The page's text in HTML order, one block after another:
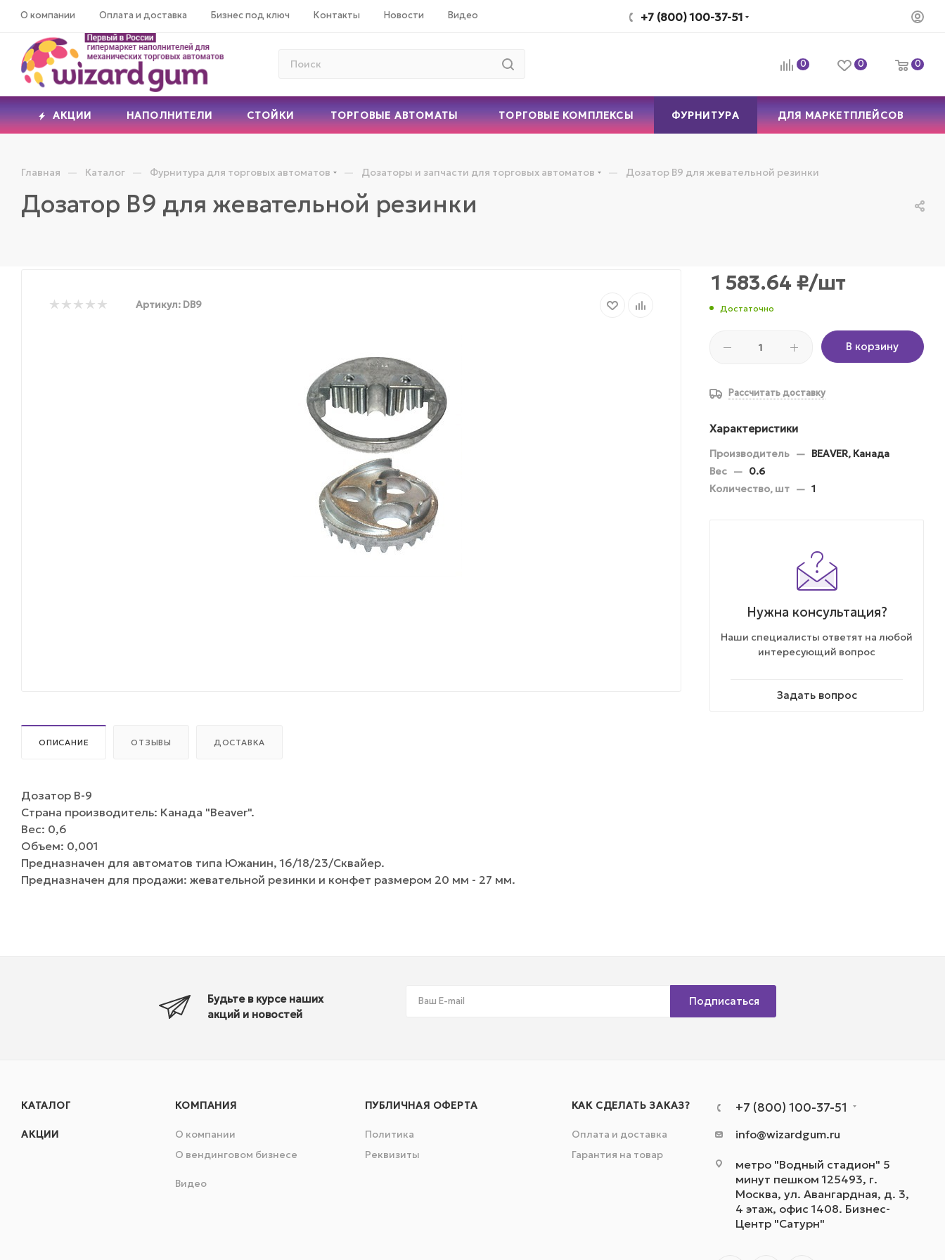
О компании Оплата и доставка Бизнес под ключ Контакты Новости Видео +7 (800) 100-37-51
0 0 0
АКЦИИ НАПОЛНИТЕЛИ СТОЙКИ ТОРГОВЫЕ АВТОМАТЫ ТОРГОВЫЕ КОМПЛЕКСЫ ФУРНИТУРА ДЛЯ МАРКЕТПЛЕЙСОВ
Главная — Каталог — Фурнитура для торговых автоматов — Дозаторы и запчасти для торговых автоматов — Дозатор B9 для жевательной резинки
Дозатор B9 для жевательной резинки
Артикул: DB9
ОПИСАНИЕ ОТЗЫВЫ ДОСТАВКА
Дозатор B-9
Страна производитель: Канада "Beaver".
Вес: 0,6
Объем: 0,001
Предназначен для автоматов типа Южанин, 16/18/23/Сквайер.
Предназначен для продажи: жевательной резинки и конфет размером 20 мм - 27 мм.
1 583.64 ₽/шт
Достаточно
В корзину
Рассчитать доставку
Характеристики
Производитель — BEAVER, Канада
Вес — 0.6
Количество, шт — 1
Нужна консультация?
Наши специалисты ответят на любой
интересующий вопрос
Задать вопрос
Будьте в курсе наших
акций и новостей
Подписаться
КАТАЛОГ
АКЦИИ
КОМПАНИЯ
О компании
О вендинговом бизнесе
Видео
ПУБЛИЧНАЯ ОФЕРТА
Политика
Реквизиты
КАК СДЕЛАТЬ ЗАКАЗ?
Оплата и доставка
Гарантия на товар
+7 (800) 100-37-51
info@wizardgum.ru
метро "Водный стадион" 5
минут пешком 125493, г.
Москва, ул. Авангардная, д. 3,
4 этаж, офис 1408. Бизнес-
Центр "Сатурн"